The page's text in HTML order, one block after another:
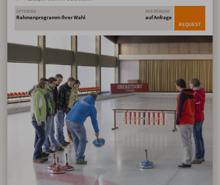
OFFERING
Rahmenprogramm Ihrer Wahl
PER PERSON
auf Anfrage
REQUEST